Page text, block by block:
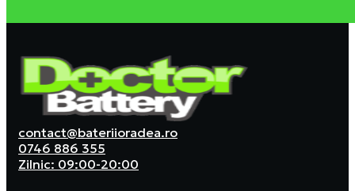
contact@bateriioradea.ro
0746 886 355
Zilnic: 09:00-20:00